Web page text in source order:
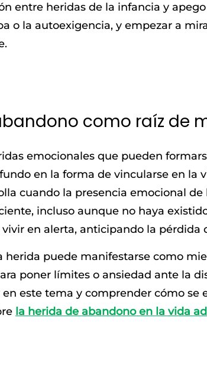
entre heridas de la infancia y
o la autoexigencia, y empezar a
como raíz de
emocionales que pueden
en la forma de vincularse en la
cuando la presencia emocional
incluso aunque no haya
en alerta, anticipando la pérdida
herida puede manifestarse como
poner límites o ansiedad ante la
este tema y comprender cómo se
la herida de abandono en la vida